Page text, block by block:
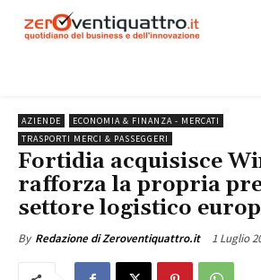
AZIENDE
ECONOMIA & FINANZA - MERCATI
TRASPORTI MERCI & PASSEGGERI
Fortidia acquisisce
rafforza la propria
settore logistico
By Redazione di Zeroventiquattro.it 1 Luglio